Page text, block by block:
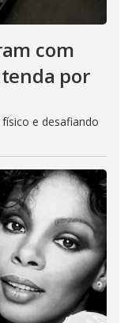
com
por
e desafiando